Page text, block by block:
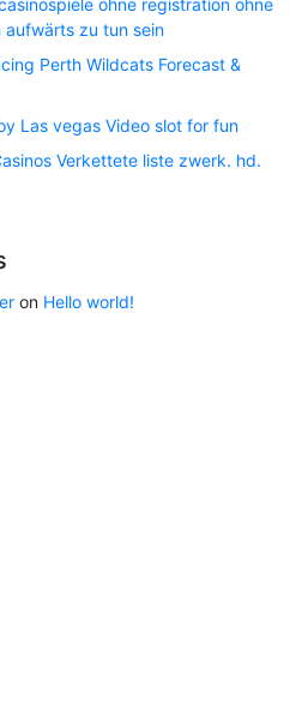
zu tun sein
Perth Wildcats Forecast &
Las vegas Video slot for fun
Verkettete liste zwerk. hd.
on Hello world!